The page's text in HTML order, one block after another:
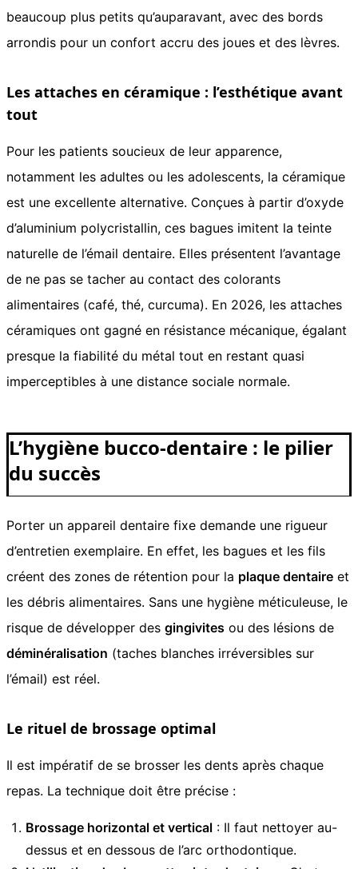
beaucoup plus petits qu’auparavant, avec des bords
arrondis pour un confort accru des joues et des lèvres.
Les attaches en céramique : l’esthétique avant
tout
Pour les patients soucieux de leur apparence,
notamment les adultes ou les adolescents, la céramique
est une excellente alternative. Conçues à partir d’oxyde
d’aluminium polycristallin, ces bagues imitent la teinte
naturelle de l’émail dentaire. Elles présentent l’avantage
de ne pas se tacher au contact des colorants
alimentaires (café, thé, curcuma). En 2026, les attaches
céramiques ont gagné en résistance mécanique, égalant
presque la fiabilité du métal tout en restant quasi
imperceptibles à une distance sociale normale.
L’hygiène bucco-dentaire : le pilier
du succès
Porter un appareil dentaire fixe demande une rigueur
d’entretien exemplaire. En effet, les bagues et les fils
créent des zones de rétention pour la plaque dentaire et
les débris alimentaires. Sans une hygiène méticuleuse, le
risque de développer des gingivites ou des lésions de
déminéralisation (taches blanches irréversibles sur
l’émail) est réel.
Le rituel de brossage optimal
Il est impératif de se brosser les dents après chaque
repas. La technique doit être précise :
Brossage horizontal et vertical : Il faut nettoyer au-
dessus et en dessous de l’arc orthodontique.